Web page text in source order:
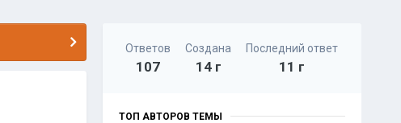
Ответов
107
Создана
14 г
Последний ответ
11 г
ТОП АВТОРОВ ТЕМЫ